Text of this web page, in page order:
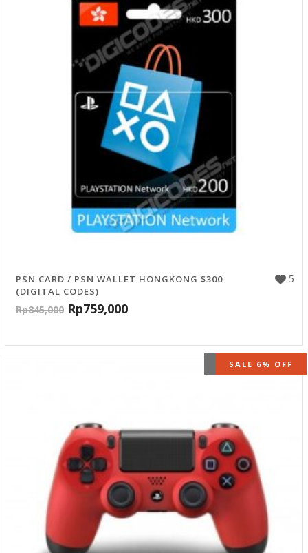
5
PSN CARD / PSN WALLET HONGKONG $300
(DIGITAL CODES)
Rp845,000 Rp759,000
OUT OF STOCK
SALE 6% OFF